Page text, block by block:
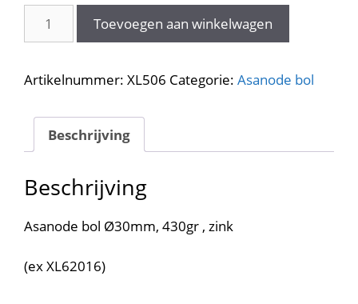
430gr
zink
XL506
aantal
Toevoegen aan winkelwagen
Artikelnummer: XL506 Categorie: Asanode bol
Beschrijving
Beschrijving
Asanode bol Ø30mm, 430gr , zink
(ex XL62016)